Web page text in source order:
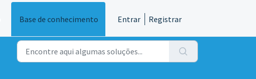
Base de conhecimento Entrar Registrar